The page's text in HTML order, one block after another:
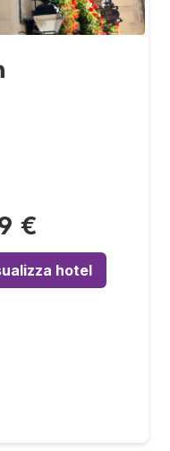
€
hotel